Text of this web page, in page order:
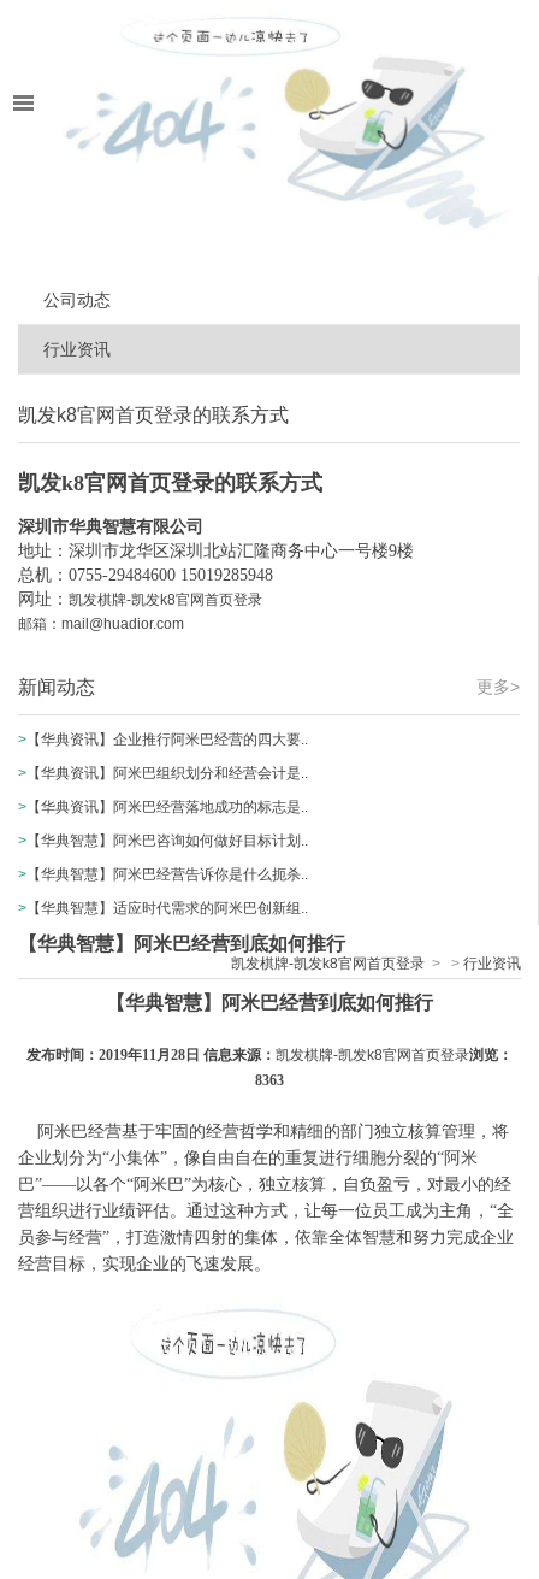
公司动态
行业资讯
凯发k8官网首页登录的联系方式
凯发k8官网首页登录的联系方式
深圳市华典智慧有限公司
地址：深圳市龙华区深圳北站汇隆商务中心一号楼9楼
总机：0755-29484600 15019285948
网址： 凯发棋牌-凯发k8官网首页登录
邮箱： mail@huadior.com
更多>
新闻动态
> 【华典资讯】企业推行阿米巴经营的四大要..
> 【华典资讯】阿米巴组织划分和经营会计是..
> 【华典资讯】阿米巴经营落地成功的标志是..
> 【华典智慧】阿米巴咨询如何做好目标计划..
> 【华典智慧】阿米巴经营告诉你是什么扼杀..
> 【华典智慧】适应时代需求的阿米巴创新组..
【华典智慧】阿米巴经营到底如何推行
凯发棋牌-凯发k8官网首页登录 > > 行业资讯
【华典智慧】阿米巴经营到底如何推行
发布时间：2019年11月28日 信息来源： 凯发棋牌-凯发k8官网首页登录浏览：
8363
阿米巴经营基于牢固的经营哲学和精细的部门独立核算管理，将
企业划分为“小集体”，像自由自在的重复进行细胞分裂的“阿米
巴”——以各个“阿米巴”为核心，独立核算，自负盈亏，对最小的经
营组织进行业绩评估。通过这种方式，让每一位员工成为主角，“全
员参与经营”，打造激情四射的集体，依靠全体智慧和努力完成企业
经营目标，实现企业的飞速发展。